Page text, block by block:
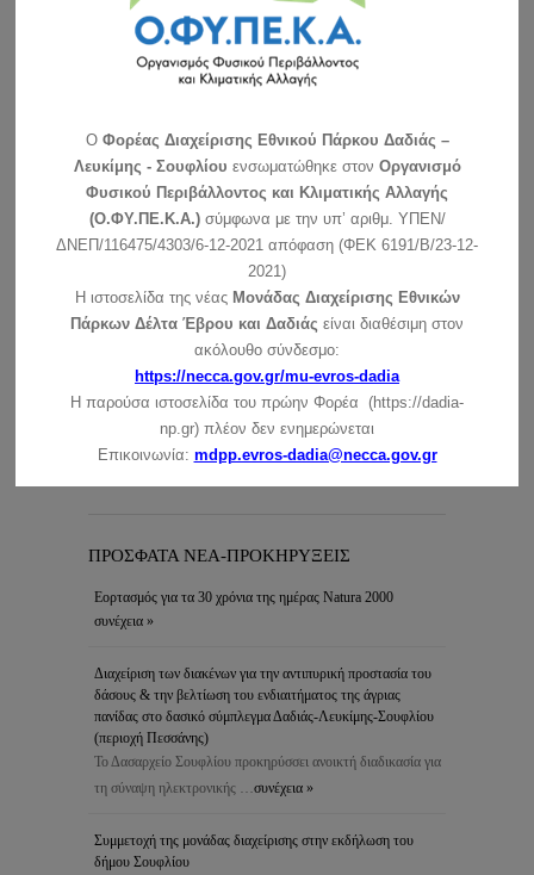
ΑΝΑΖΗΤΗΣΗ
ΠΡΟΣΦΑΤΑ ΝΕΑ-ΠΡΟΚΗΡΥΞΕΙΣ
Εορτασμός για τα 30 χρόνια της ημέρας Natura 2000
συνέχεια »
Διαχείριση των διακένων για την αντιπυρική προστασία του
δάσους & την βελτίωση του ενδιαιτήματος της άγριας
πανίδας στο δασικό σύμπλεγμα Δαδιάς-Λευκίμης-Σουφλίου
(περιοχή Πεσσάνης)
Το Δασαρχείο Σουφλίου προκηρύσσει ανοικτή διαδικασία για
τη σύναψη ηλεκτρονικής …συνέχεια »
Συμμετοχή της μονάδας διαχείρισης στην εκδήλωση του
δήμου Σουφλίου
O Φορέας Διαχείρισης Εθνικού Πάρκου Δαδιάς –
Λευκίμης - Σουφλίου ενσωματώθηκε στον Οργανισμό
Φυσικού Περιβάλλοντος και Κλιματικής Αλλαγής
(Ο.ΦΥ.ΠΕ.Κ.Α.)σύμφωνα με την υπ’ αριθμ. ΥΠΕΝ/
ΔΝΕΠ/116475/4303/6-12-2021 απόφαση (ΦΕΚ 6191/Β/23-12-
2021)
Η ιστοσελίδα της νέας Μονάδας Διαχείρισης Εθνικών
Πάρκων Δέλτα Έβρου και Δαδιάς είναι διαθέσιμη στον
ακόλουθο σύνδεσμο:
https://necca.gov.gr/mu-evros-dadia
Η παρούσα ιστοσελίδα του πρώην Φορέα (https://dadia-
np.gr) πλέον δεν ενημερώνεται
Επικοινωνία: mdpp.evros-dadia@necca.gov.gr